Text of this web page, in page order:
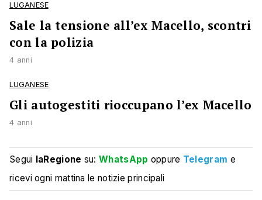
LUGANESE
Sale la tensione all’ex Macello, scontri
con la polizia
4 anni
LUGANESE
Gli autogestiti rioccupano l’ex Macello
4 anni
Segui laRegione su:WhatsApp oppure Telegram e
ricevi ogni mattina le notizie principali